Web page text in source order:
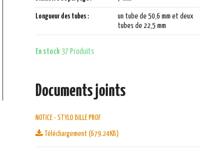
Longueur des tubes :
un tube de 50,6 mm et deux
tubes de 22,5 mm
En stock 37 Produits
Documents joints
NOTICE - STYLO BILLE PROF
Téléchargement (679.24KB)